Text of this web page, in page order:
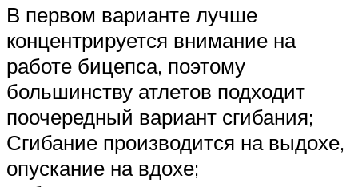
В первом варианте лучше
концентрируется внимание на
работе бицепса, поэтому
большинству атлетов подходит
поочередный вариант сгибания;
Сгибание производится на выдохе,
опускание на вдохе;